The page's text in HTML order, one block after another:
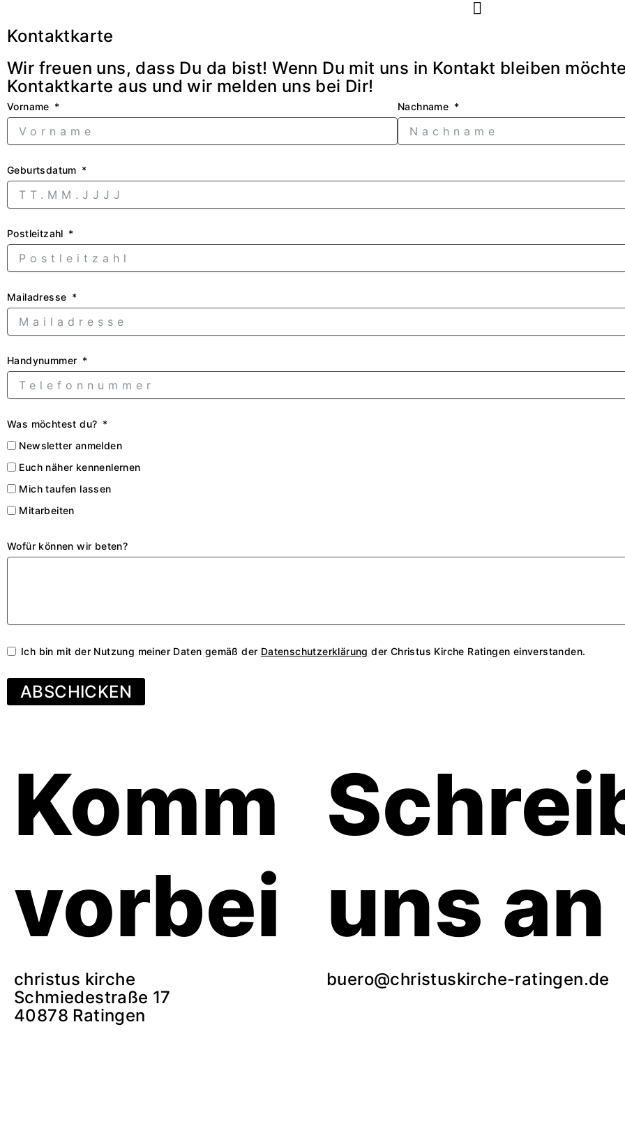
Kontaktkarte
Wir freuen uns, dass Du da bist!Wenn Du mit uns in Kontakt bleiben
Kontaktkarte aus und wir melden uns bei Dir!
Vorname Nachname
Geburtsdatum
Postleitzahl
Mailadresse
Handynummer
Was möchtest du?
Newsletter anmelden
Euch näher kennenlernen
Mich taufen lassen
Mitarbeiten
Wofür können wir beten?
Ich bin mit der Nutzung meiner Daten gemäß der Datenschutzerklärung der Christus Kirche Ratingen einverstanden.
ABSCHICKEN
Komm
vorbei
christus kirche
Schmiedestraße 17
40878 Ratingen
uns an
buero@christuskirche-ratingen.de